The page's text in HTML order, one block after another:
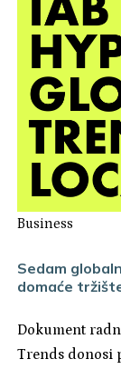
Business
Sedam
domaće
Dokument
Trends donosi